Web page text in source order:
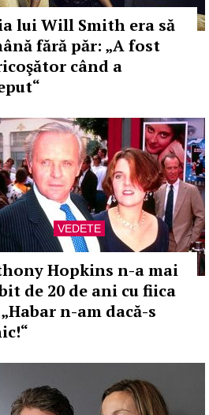
lui Will Smith era să
fără păr: „A fost
când a
VEDETE
Hopkins n-a mai
de 20 de ani cu fiica
n-am dacă-s